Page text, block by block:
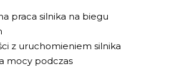
praca silnika na biegu
z uruchomieniem silnika
mocy podczas